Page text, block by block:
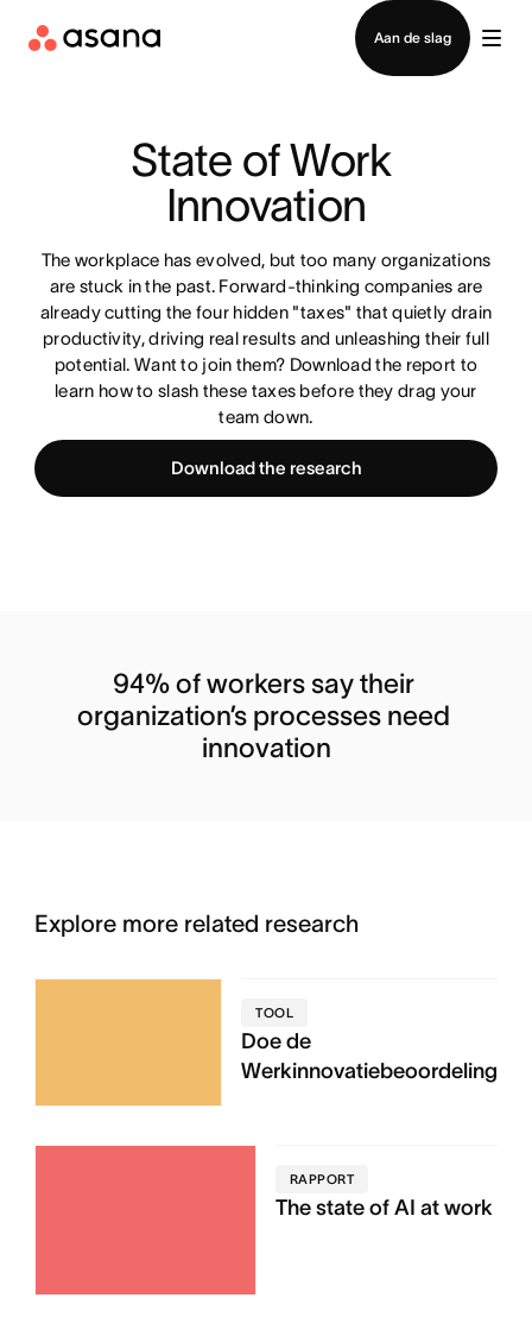
Aan de slag
Contact opnemen met verkoop
State of Work
Innovation
The workplace has evolved, but too many organizations
are stuck in the past. Forward-thinking companies are
already cutting the four hidden "taxes" that quietly drain
productivity, driving real results and unleashing their full
potential. Want to join them? Download the report to
learn how to slash these taxes before they drag your
team down.
Download the research
94% of workers say their
organization’s processes need
innovation
Explore more related research
TOOL
Doe de
Werkinnovatiebeoordeling
RAPPORT
The state of AI at work